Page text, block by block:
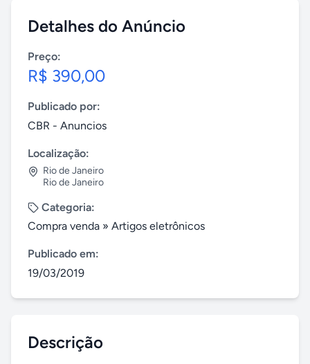
Detalhes do Anúncio
Preço:
R$ 390,00
Publicado por:
CBR - Anuncios
Localização:
Rio de Janeiro
Rio de Janeiro
Categoria:
Compra venda » Artigos eletrônicos
Publicado em:
19/03/2019
Descrição